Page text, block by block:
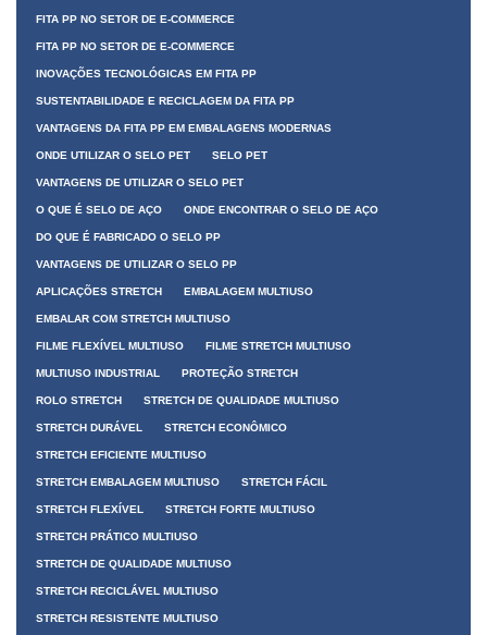
FITA PP NO SETOR DE E-COMMERCE
FITA PP NO SETOR DE E-COMMERCE
INOVAÇÕES TECNOLÓGICAS EM FITA PP
SUSTENTABILIDADE E RECICLAGEM DA FITA PP
VANTAGENS DA FITA PP EM EMBALAGENS MODERNAS
ONDE UTILIZAR O SELO PET SELO PET
VANTAGENS DE UTILIZAR O SELO PET
O QUE É SELO DE AÇO ONDE ENCONTRAR O SELO DE AÇO
DO QUE É FABRICADO O SELO PP
VANTAGENS DE UTILIZAR O SELO PP
APLICAÇÕES STRETCH EMBALAGEM MULTIUSO
EMBALAR COM STRETCH MULTIUSO
FILME FLEXÍVEL MULTIUSO FILME STRETCH MULTIUSO
MULTIUSO INDUSTRIAL PROTEÇÃO STRETCH
ROLO STRETCH STRETCH DE QUALIDADE MULTIUSO
STRETCH DURÁVEL STRETCH ECONÔMICO
STRETCH EFICIENTE MULTIUSO
STRETCH EMBALAGEM MULTIUSO STRETCH FÁCIL
STRETCH FLEXÍVEL STRETCH FORTE MULTIUSO
STRETCH PRÁTICO MULTIUSO
STRETCH DE QUALIDADE MULTIUSO
STRETCH RECICLÁVEL MULTIUSO
STRETCH RESISTENTE MULTIUSO